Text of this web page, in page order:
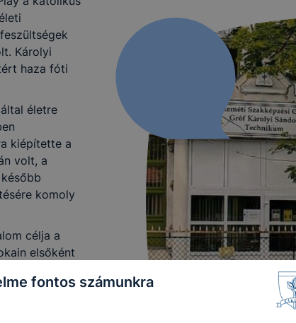
Károlyi
haza fóti
életre
kiépítette a
volt, a
komoly
célja a
elsőként
fontos számunkra